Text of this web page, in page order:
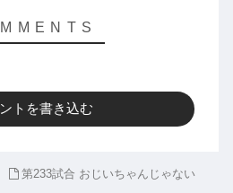
トを書き込む
第233試合 おじいちゃんじゃない